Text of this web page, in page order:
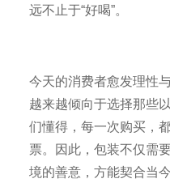
远不止于“好喝”。
今天的消费者愈发理性
越来越倾向于选择那些
们懂得，每一次购买，
票。因此，包装不仅需
境的善意，方能契合当